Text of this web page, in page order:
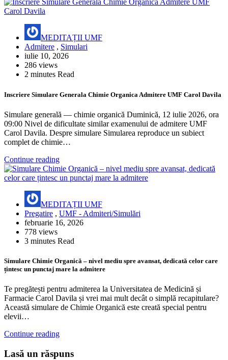
MEDITAȚII UMF
Admitere , Simulari
iulie 10, 2026
286 views
2 minutes Read
Inscriere Simulare Generala Chimie Organica Admitere UMF Carol Davila
Simulare generală — chimie organică Duminică, 12 iulie 2026, ora
09:00 Nivel de dificultate similar examenului de admitere UMF
Carol Davila. Despre simulare Simularea reproduce un subiect
complet de chimie…
Continue reading
MEDITAȚII UMF
Pregatire , UMF - Admiteri/Simulări
februarie 16, 2026
778 views
3 minutes Read
Simulare Chimie Organică – nivel mediu spre avansat, dedicată celor care
țintesc un punctaj mare la admitere
Te pregătești pentru admiterea la Universitatea de Medicină și
Farmacie Carol Davila și vrei mai mult decât o simplă recapitulare?
Această simulare de Chimie Organică este creată special pentru
elevii…
Continue reading
Lasă un răspuns